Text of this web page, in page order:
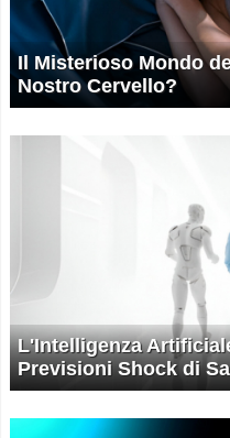
Il Misterioso Mondo
Nostro Cervello?
L'Intelligenza
Previsioni Shock di